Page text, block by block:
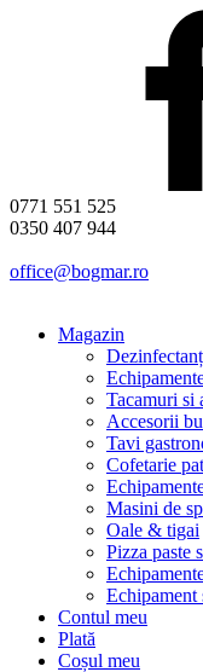
0771 551 525
0350 407 944
office@bogmar.ro
Magazin
Tacamuri si
Accesorii
Tavi
Cofetarie
Masini de
Oale & tigai
Pizza paste
Echipament
Contul meu
Plată
Coșul meu